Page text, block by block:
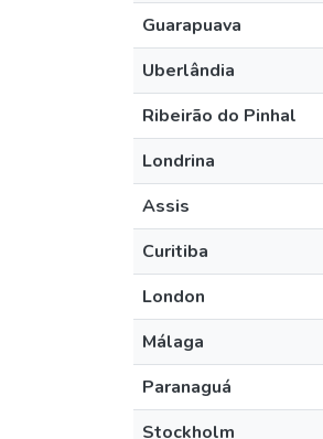
Guarapuava
Uberlândia
Ribeirão do Pinhal
Londrina
Assis
Curitiba
London
Málaga
Paranaguá
Stockholm